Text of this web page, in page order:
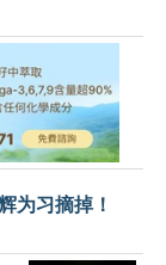
为习摘掉！